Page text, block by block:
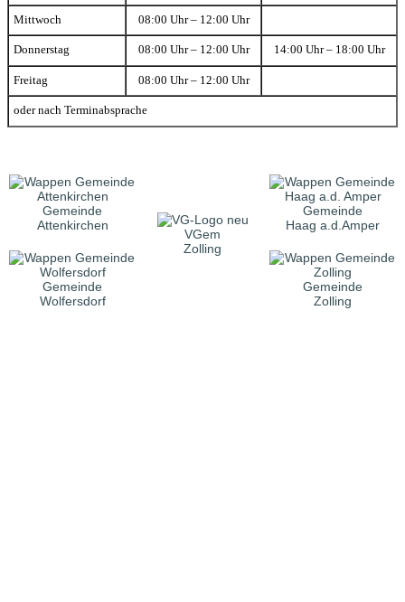
Mittwoch 08:00 Uhr – 12:00 Uhr
Donnerstag 08:00 Uhr – 12:00 Uhr 14:00 Uhr – 18:00 Uhr
Freitag 08:00 Uhr – 12:00 Uhr
oder nach Terminabsprache
Gemeinde
Attenkirchen
VGem
Zolling
Gemeinde
Haag a.d.Amper
Gemeinde
Wolfersdorf
Gemeinde
Zolling